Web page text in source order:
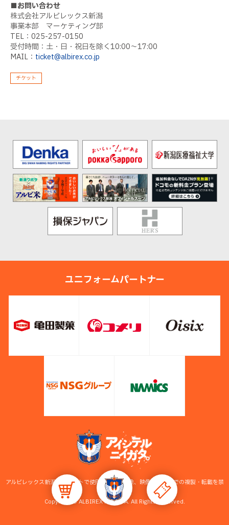
■お問い合わせ
株式会社アルビレックス新潟
事業本部 マーケティング部
TEL：025-257-0150
受付時間：土・日・祝日を除く10:00〜17:00
MAIL： ticket@albirex.co.jp
チケット
ユニフォームパートナー
アルビレックス新潟公式サイトで使用している画像、映像等の無断での複製・転載を禁
止します。
Copyright © ALBIREX NIIGATA. All Rights Reserved.